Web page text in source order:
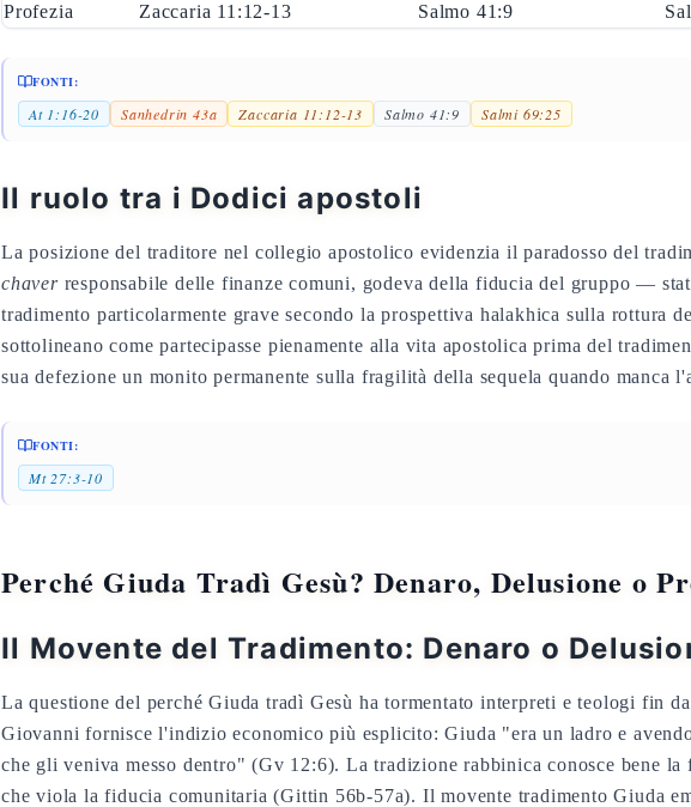
Profezia
Zaccaria 11:12-13 Salmo 41:9
FONTI:
At 1:16-20 Sanhedrin 43a Zaccaria 11:12-13 Salmo 41:9 Salmi 69:25
Il ruolo tra i Dodici apostoli
La posizione del traditore nel collegio apostolico evidenzia il paradosso del
chaverresponsabile delle finanze comuni, godeva della fiducia del gruppo —
tradimento particolarmente grave secondo la prospettiva halakhica sulla rottura
sottolineano come partecipasse pienamente alla vita apostolica prima del
sua defezione un monito permanente sulla fragilità della sequela quando manca
FONTI:
Mt 27:3-10
Perché Giuda Tradì Gesù? Denaro, Delusione o
Il Movente del Tradimento: Denaro o
La questione del perché Giuda tradì Gesù ha tormentato interpreti e teologi fin
Giovanni fornisce l'indizio economico più esplicito: Giuda "era un ladro e
che gli veniva messo dentro" (Gv 12:6). La tradizione rabbinica conosce bene la
che viola la fiducia comunitaria (Gittin 56b-57a). Il movente tradimento Giuda